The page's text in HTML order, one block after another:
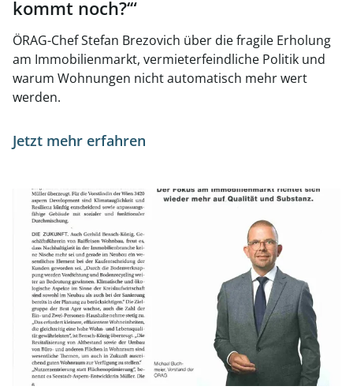
kommt noch?‘“
ÖRAG-Chef Stefan Brezovich über die fragile Erholung
am Immobilienmarkt, vermieterfeindliche Politik und
warum Wohnungen nicht automatisch mehr wert
werden.
Jetzt mehr erfahren
Link zur Seite 2016 - 2026 - 2036: EVOLUTION DES